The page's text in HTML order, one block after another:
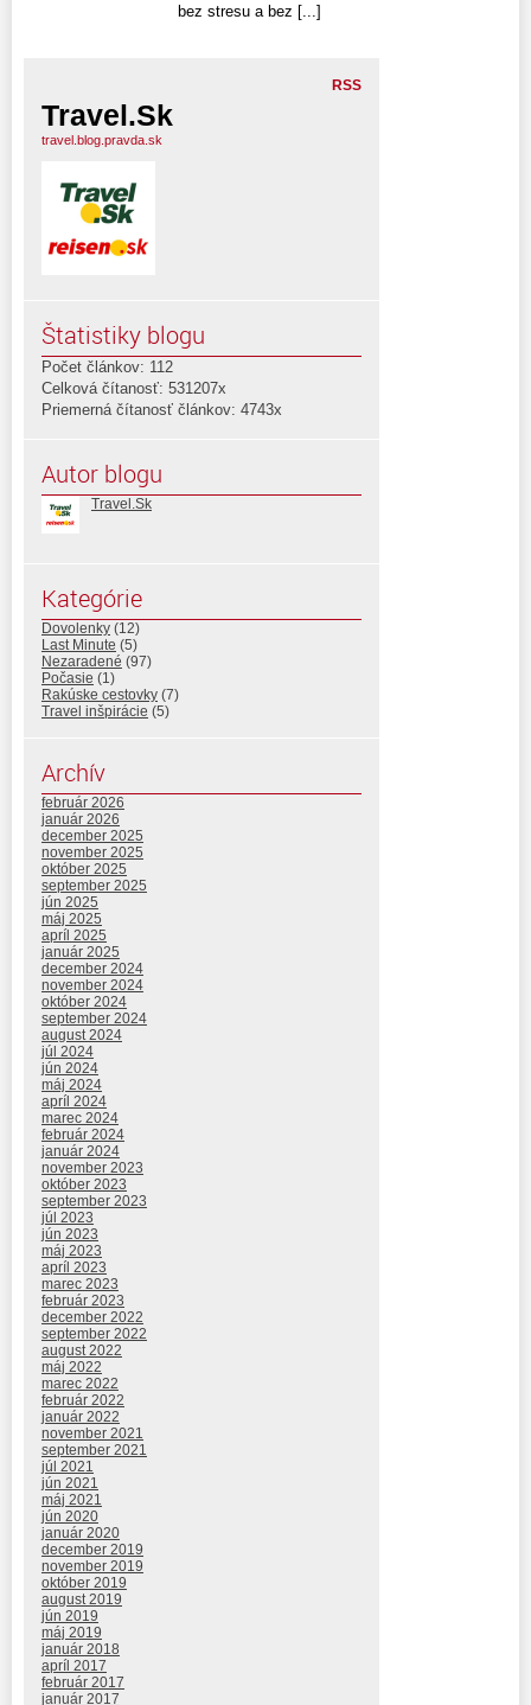
bez stresu a bez [...]
RSS
Travel.Sk
travel.blog.pravda.sk
Štatistiky blogu
Počet článkov: 112
Celková čítanosť: 531207x
Priemerná čítanosť článkov: 4743x
Autor blogu
Travel.Sk
Kategórie
Dovolenky (12)
Last Minute (5)
Nezaradené (97)
Počasie (1)
Rakúske cestovky (7)
Travel inšpirácie (5)
Archív
február 2026
január 2026
december 2025
november 2025
október 2025
september 2025
jún 2025
máj 2025
apríl 2025
január 2025
december 2024
november 2024
október 2024
september 2024
august 2024
júl 2024
jún 2024
máj 2024
apríl 2024
marec 2024
február 2024
január 2024
november 2023
október 2023
september 2023
júl 2023
jún 2023
máj 2023
apríl 2023
marec 2023
február 2023
december 2022
september 2022
august 2022
máj 2022
marec 2022
február 2022
január 2022
november 2021
september 2021
júl 2021
jún 2021
máj 2021
jún 2020
január 2020
december 2019
november 2019
október 2019
august 2019
jún 2019
máj 2019
január 2018
apríl 2017
február 2017
január 2017